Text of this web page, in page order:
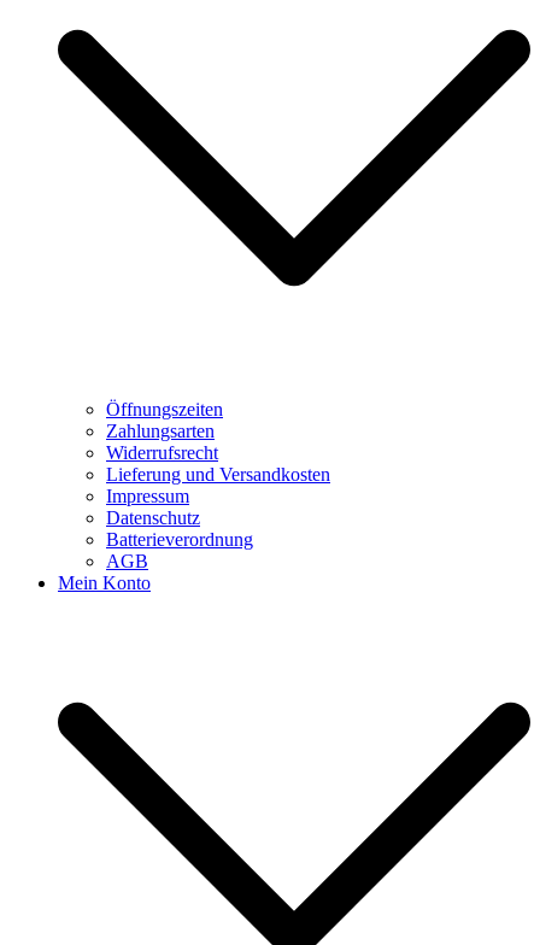
Öffnungszeiten
Zahlungsarten
Widerrufsrecht
Lieferung und Versandkosten
Impressum
Datenschutz
Batterieverordnung
AGB
Mein Konto